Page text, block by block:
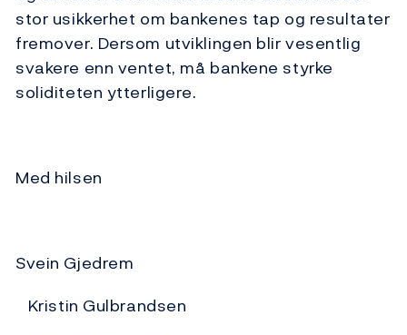
stor usikkerhet om bankenes tap og resultater
fremover. Dersom utviklingen blir vesentlig
svakere enn ventet, må bankene styrke
soliditeten ytterligere.
Med hilsen
Svein Gjedrem
Kristin Gulbrandsen